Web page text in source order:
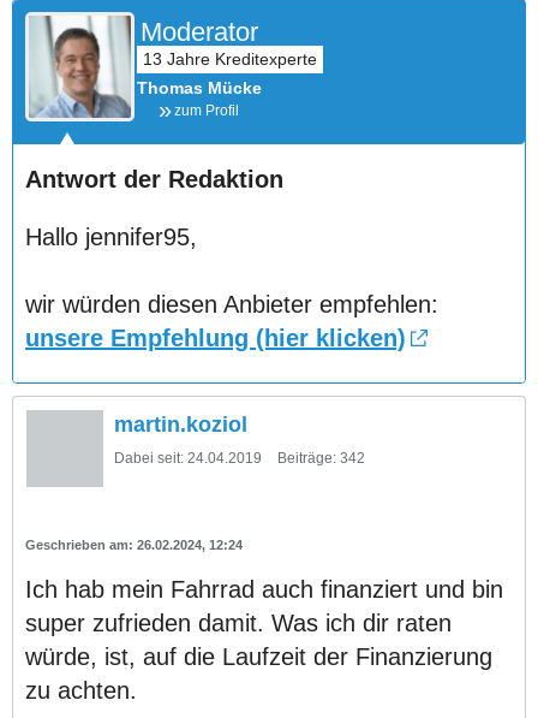
Moderator
Thomas Mücke
zum Profil
Antwort der Redaktion
Hallo jennifer95,
wir würden diesen Anbieter empfehlen:
unsere Empfehlung (hier klicken)
martin.koziol
Dabei seit: 24.04.2019 Beiträge: 342
26.02.2024, 12:24
Ich hab mein Fahrrad auch finanziert und bin
super zufrieden damit. Was ich dir raten
würde, ist, auf die Laufzeit der Finanzierung
zu achten.